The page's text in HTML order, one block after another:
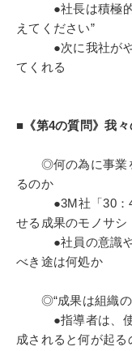
●社長は積極的
えてください”
●次に我社がやる
てくれる
■《第4の質問》我
◎何の為に事業を
るのか
●3M社「30：4
せる成果のモノサシ
●社員の意識や
べき途は何処か
◎“成果は組織の
●指導者は、使
成されると何が起る